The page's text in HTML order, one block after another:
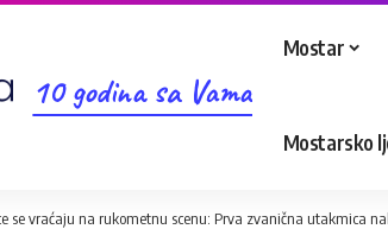
10 godina sa Vama
Mostar
Mostarsko
se vraćaju na rukometnu scenu: Prva zvanična utakmica